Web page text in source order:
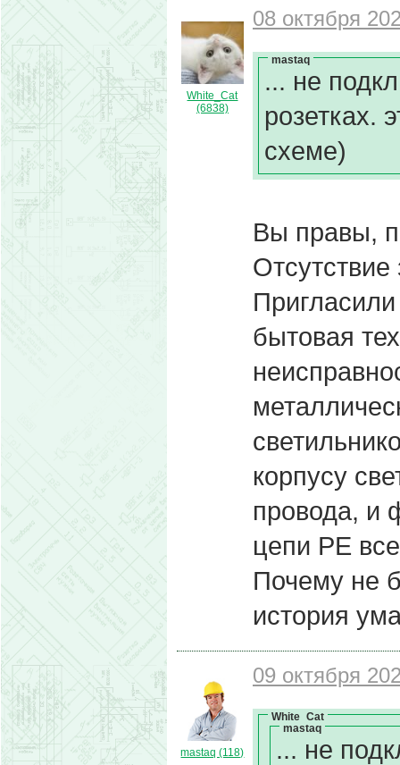
White_Cat
(6838)
08 октября
mastaq
... не
розетках.
схеме)
Вы правы,
бытовая
корпусу
провода, и
цепи РЕ
Почему не
история
mastaq (118)
09 октября
White_Cat
mastaq
... не